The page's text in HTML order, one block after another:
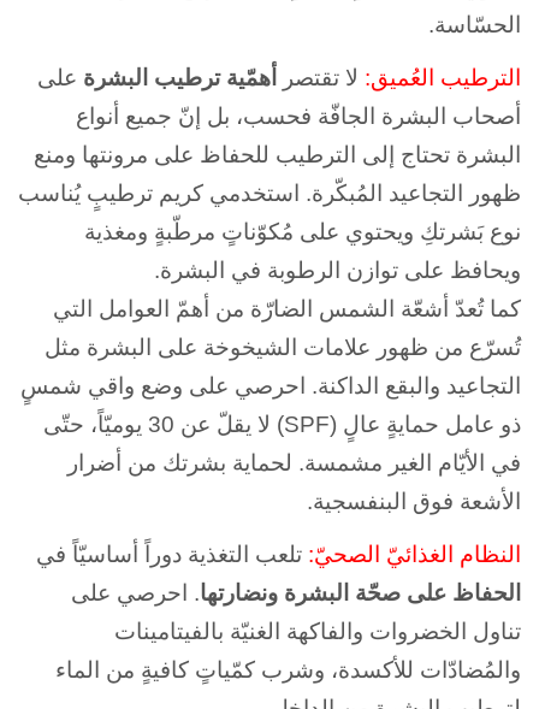
الحسّاسة.
الترطيب العُميق: لا تقتصر أهمّية ترطيب البشرة على
أصحاب البشرة الجافّة فحسب، بل إنّ جميع أنواع
البشرة تحتاج إلى الترطيب للحفاظ على مرونتها ومنع
ظهور التجاعيد المُبكّرة. استخدمي كريم ترطيبٍ يُناسب
نوع بَشرتكِ ويحتوي على مُكوّناتٍ مرطّبةٍ ومغذية
ويحافظ على توازن الرطوبة في البشرة.
كما تُعدّ أشعّة الشمس الضارّة من أهمّ العوامل التي
تُسرّع من ظهور علامات الشيخوخة على البشرة مثل
التجاعيد والبقع الداكنة. احرصي على وضع واقي شمسٍ
ذو عامل حمايةٍ عالٍ (SPF) لا يقلّ عن 30 يوميّاً، حتّى
في الأيّام الغير مشمسة. لحماية بشرتك من أضرار
الأشعة فوق البنفسجية.
النظام الغذائيّ الصحيّ: تلعب التغذية دوراً أساسيّاً في
الحفاظ على صحّة البشرة ونضارتها. احرصي على
تناول الخضروات والفاكهة الغنيّة بالفيتامينات
والمُضادّات للأكسدة، وشرب كمّياتٍ كافيةٍ من الماء